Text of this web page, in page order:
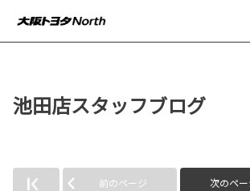
池田店スタッフブログ
前のページ 次のペー